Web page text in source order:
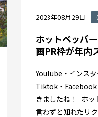
2023年08月29日
ホットペッパ
画PR枠が年内
Youtube・インス
Tiktok・Facebook
きましたね！ ホッ
言わずと知れたリ